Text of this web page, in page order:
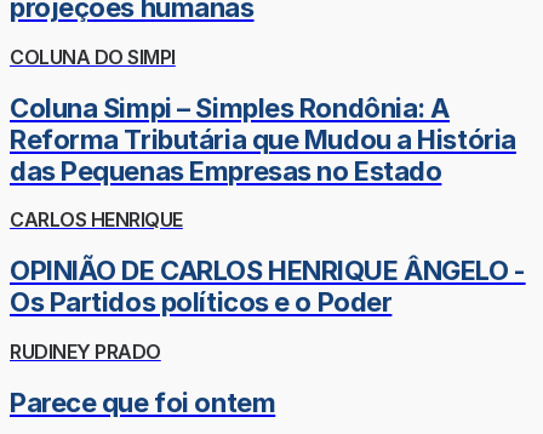
projeções humanas
COLUNA DO SIMPI
Coluna Simpi – Simples Rondônia: A
Reforma Tributária que Mudou a História
das Pequenas Empresas no Estado
CARLOS HENRIQUE
OPINIÃO DE CARLOS HENRIQUE ÂNGELO -
Os Partidos políticos e o Poder
RUDINEY PRADO
Parece que foi ontem